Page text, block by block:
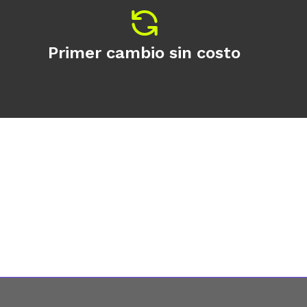
Primer cambio sin costo